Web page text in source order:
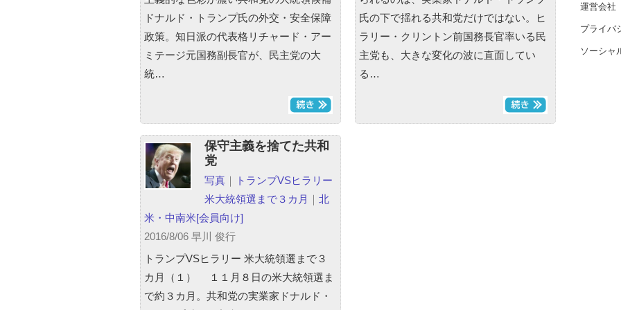
ドナルド・トランプ氏の外交・安全保障
政策。知日派の代表格リチャード・アー
ミテージ元国務副長官が、民主党の大
統…
氏の下で揺れる共和党だけではない。ヒ
ラリー・クリントン前国務長官率いる民
主党も、大きな変化の波に直面してい
る…
保守主義を捨てた共和
党
写真 ｜
トランプVSヒラリー
米大統領選まで３カ月 ｜ 北
米・中南米[会員向け]
2016/8/06 早川 俊行
トランプVSヒラリー 米大統領選まで３
カ月（１） １１月８日の米大統領選ま
で約３カ月。共和党の実業家ドナルド・
運営会社
プライバ
ソーシャ